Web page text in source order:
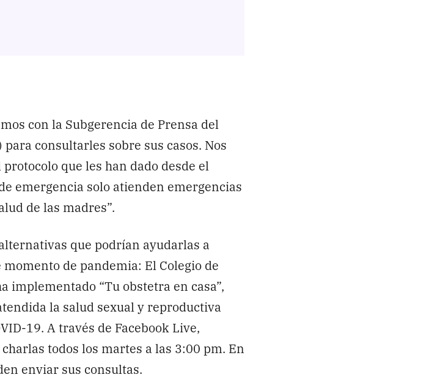
con la Subgerencia de Prensa del
consultarles sobre sus casos. Nos
que les han dado desde el
emergencia solo atienden emergencias
de las madres”.
que podrían ayudarlas a
de pandemia: El Colegio de
implementado “Tu obstetra en casa”,
la salud sexual y reproductiva
19. A través de Facebook Live,
todos los martes a las 3:00 pm. En
enviar sus consultas.